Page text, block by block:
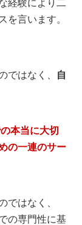
経験により二
を言います。
ではなく、 自
本当に大切
の一連のサー
ではなく、
の専門性に基